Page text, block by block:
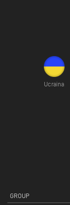
Ucraina
GROUP